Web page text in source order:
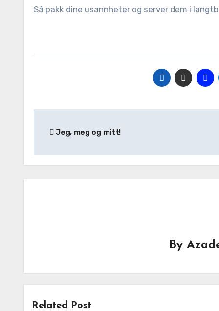
Så pakk dine usannheter og server dem i
navigation
Jeg, meg og mitt!
By
Related Post